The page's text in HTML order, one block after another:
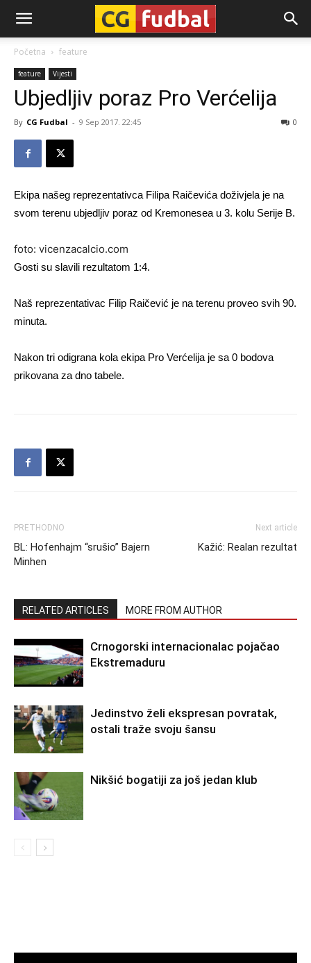
CG-
Fudbal
Početna feature
feature Vijesti
Ubjedljiv poraz Pro Verćelija
By CG Fudbal - 9 Sep 2017. 22:45 0
Ekipa našeg reprezentativca Filipa Raičevića doživjela je na
svom terenu ubjedljiv poraz od Kremonesea u 3. kolu Serije B.
foto: vicenzacalcio.com
Gosti su slavili rezultatom 1:4.
Naš reprezentativac Filip Raičević je na terenu proveo svih 90.
minuta.
Nakon tri odigrana kola ekipa Pro Verćelija je sa 0 bodova
prikovana za dno tabele.
PRETHODNO
BL: Hofenhajm “srušio” Bajern
Minhen
Next article
Kažić: Realan rezultat
RELATED ARTICLES MORE FROM AUTHOR
Crnogorski internacionalac pojačao
Ekstremaduru
Jedinstvo želi ekspresan povratak,
ostali traže svoju šansu
Nikšić bogatiji za još jedan klub